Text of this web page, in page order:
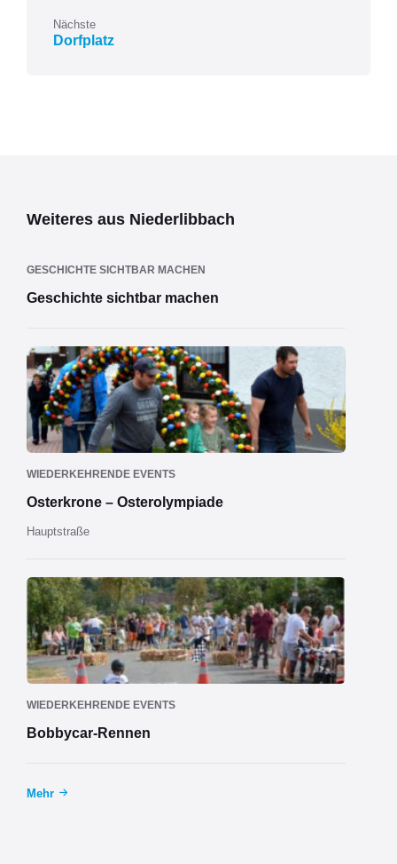
Nächste
Dorfplatz
Weiteres aus Niederlibbach
GESCHICHTE SICHTBAR MACHEN
Geschichte sichtbar machen
WIEDERKEHRENDE EVENTS
Osterkrone – Osterolympiade
Hauptstraße
WIEDERKEHRENDE EVENTS
Bobbycar-Rennen
Mehr